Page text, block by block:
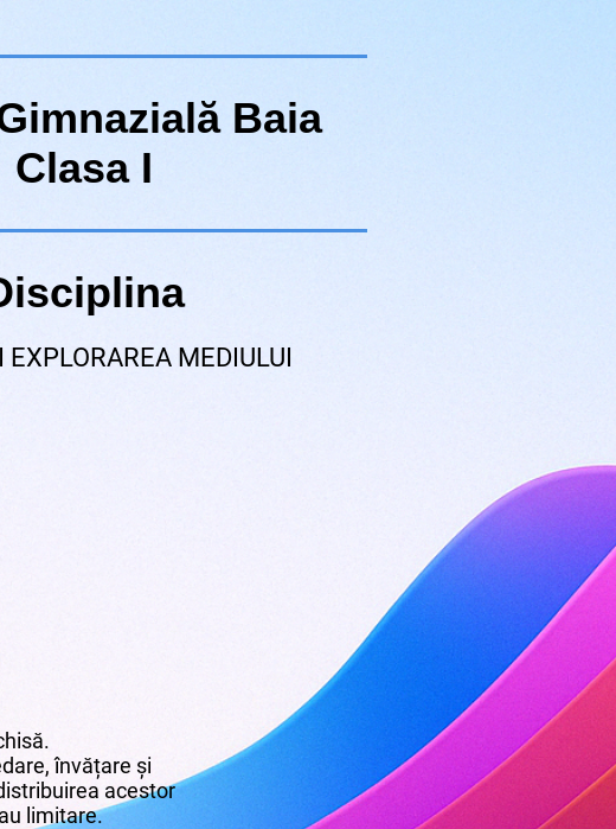
Baia
Clasa I
MEDIULUI
învățare și
acestor
limitare.